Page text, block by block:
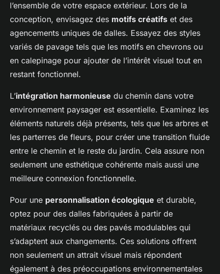
l’ensemble de votre espace extérieur. Lors de la
conception, envisagez des motifs créatifs et des
agencements uniques de dalles. Essayez des styles
variés de pavage tels que les motifs en chevrons ou
en calepinage pour ajouter de l’intérêt visuel tout en
restant fonctionnel.
L’intégration harmonieuse du chemin dans votre
environnement paysager est essentielle. Examinez les
éléments naturels déjà présents, tels que les arbres et
les parterres de fleurs, pour créer une transition fluide
entre le chemin et le reste du jardin. Cela assure non
seulement une esthétique cohérente mais aussi une
meilleure connexion fonctionnelle.
Pour une personnalisation écologique et durable,
optez pour des dalles fabriquées à partir de
matériaux recyclés ou des pavés modulables qui
s’adaptent aux changements. Ces solutions offrent
non seulement un attrait visuel mais répondent
également à des préoccupations environnementales